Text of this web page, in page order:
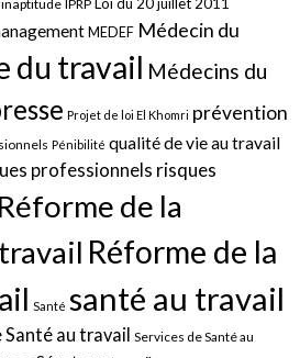
inaptitude IPRP
MEDEF Médecin du
du travail Médecins du
Projet de loi El Khomri prévention
Pénibilité qualité de vie au travail
professionnels risques
Réforme de la
Réforme de la
Santé santé au travail
Santé au travail Services de Santé au